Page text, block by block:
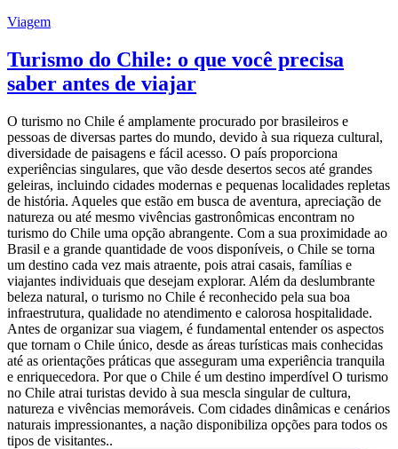
Viagem
Turismo do Chile: o que você precisa
saber antes de viajar
O turismo no Chile é amplamente procurado por brasileiros e
pessoas de diversas partes do mundo, devido à sua riqueza cultural,
diversidade de paisagens e fácil acesso. O país proporciona
experiências singulares, que vão desde desertos secos até grandes
geleiras, incluindo cidades modernas e pequenas localidades repletas
de história. Aqueles que estão em busca de aventura, apreciação de
natureza ou até mesmo vivências gastronômicas encontram no
turismo do Chile uma opção abrangente. Com a sua proximidade ao
Brasil e a grande quantidade de voos disponíveis, o Chile se torna
um destino cada vez mais atraente, pois atrai casais, famílias e
viajantes individuais que desejam explorar. Além da deslumbrante
beleza natural, o turismo no Chile é reconhecido pela sua boa
infraestrutura, qualidade no atendimento e calorosa hospitalidade.
Antes de organizar sua viagem, é fundamental entender os aspectos
que tornam o Chile único, desde as áreas turísticas mais conhecidas
até as orientações práticas que asseguram uma experiência tranquila
e enriquecedora. Por que o Chile é um destino imperdível O turismo
no Chile atrai turistas devido à sua mescla singular de cultura,
natureza e vivências memoráveis. Com cidades dinâmicas e cenários
naturais impressionantes, a nação disponibiliza opções para todos os
tipos de visitantes..